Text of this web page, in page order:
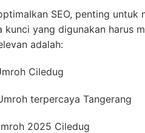
SEO, penting
kunci yang digunakan harus
adalah:
Ciledug
terpercaya Tangerang
2025 Ciledug